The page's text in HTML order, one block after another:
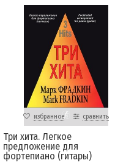
избранное сравнить
Три хита. Легкое
предложение для
фортепиано (гитары)